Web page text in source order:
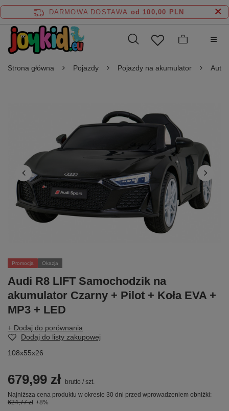
DARMOWA DOSTAWA od 100,00 PLN
Strona główna Pojazdy Pojazdy na akumulator Auta
Promocja Okazja
Audi R8 LIFT Samochodzik na
akumulator Czarny + Pilot + Koła EVA +
MP3 + LED
+ Dodaj do porównania
Dodaj do listy zakupowej
108x55x26
679,99 zł brutto / szt.
Najniższa cena produktu w okresie 30 dni przed wprowadzeniem obniżki:
624,77 zł +8%